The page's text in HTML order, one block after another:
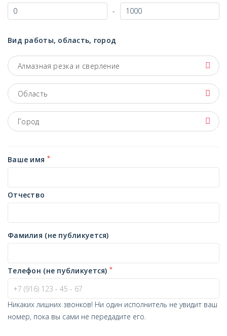
-
Вид работы, область, город
Алмазная резка и сверление
Область
Город
Ваше имя *
Отчество
Фамилия (не публикуется)
Телефон (не публикуется) *
Никаких лишних звонков! Ни один исполнитель не увидит ваш
номер, пока вы сами не передадите его.